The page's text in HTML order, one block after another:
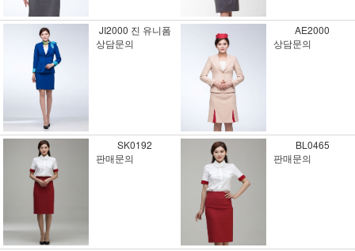
JI2000 진 유니폼
상담문의
AE2000
상담문의
SK0192
판매문의
BL0465
판매문의